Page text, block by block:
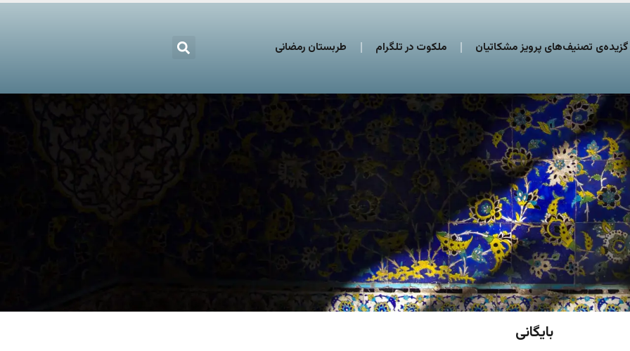
گزیده‌ی تصنیف‌های پرویز مشکاتیان ملکوت در تلگرام طربستان رمضانی
بایگانی